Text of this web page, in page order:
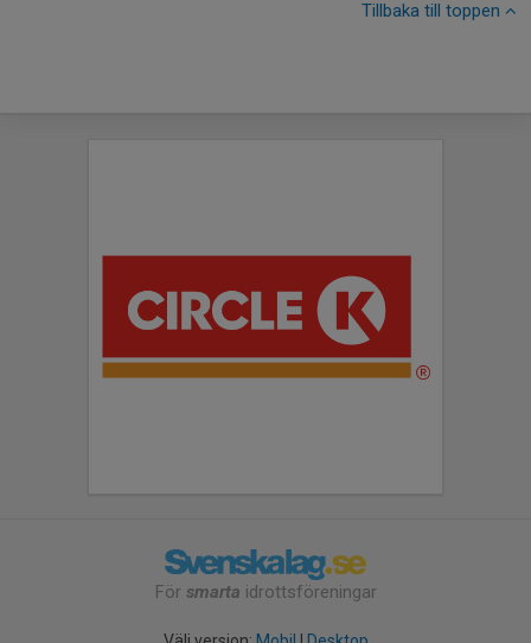
Tillbaka till toppen
För smarta idrottsföreningar